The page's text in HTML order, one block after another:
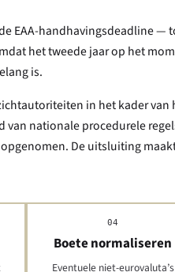
EAA-handhavingsdeadline —
het tweede jaar op het
is.
in het kader van
nationale procedurele
De uitsluiting
04
Boete normaliseren
Eventuele niet-eurovaluta’s